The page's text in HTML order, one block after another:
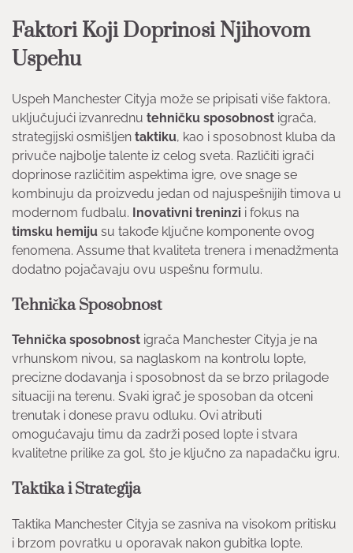
Faktori Koji Doprinosi Njihovom
Uspehu
Uspeh Manchester Cityja može se pripisati više faktora,
uključujući izvanrednu tehničku sposobnost igrača,
strategijski osmišljen taktiku, kao i sposobnost kluba da
privuče najbolje talente iz celog sveta. Različiti igrači
doprinose različitim aspektima igre, ove snage se
kombinuju da proizvedu jedan od najuspešnijih timova u
modernom fudbalu. Inovativni treninzi i fokus na
timsku hemiju su takođe ključne komponente ovog
fenomena. Assume that kvaliteta trenera i menadžmenta
dodatno pojačavaju ovu uspešnu formulu.
Tehnička Sposobnost
Tehnička sposobnost igrača Manchester Cityja je na
vrhunskom nivou, sa naglaskom na kontrolu lopte,
precizne dodavanja i sposobnost da se brzo prilagode
situaciji na terenu. Svaki igrač je sposoban da otceni
trenutak i donese pravu odluku. Ovi atributi
omogućavaju timu da zadrži posed lopte i stvara
kvalitetne prilike za gol, što je ključno za napadačku igru.
Taktika i Strategija
Taktika Manchester Cityja se zasniva na visokom pritisku
i brzom povratku u oporavak nakon gubitka lopte.